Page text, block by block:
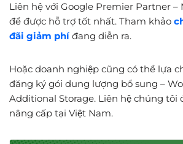
Liên hệ với Google Premier Partner –
để được hỗ trợ tốt nhất. Tham khảo
đãi giảm phí đang diễn ra.
Hoặc doanh nghiệp cũng có thể lựa
đăng ký gói dung lượng bổ sung –
Additional Storage. Liên hệ chúng tôi
nâng cấp tại Việt Nam.